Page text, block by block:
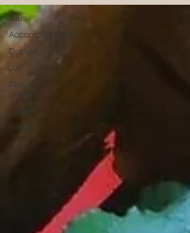
Tous
Accompagnement
Dessert
Jus
Plat
principal
Salade
Soupe